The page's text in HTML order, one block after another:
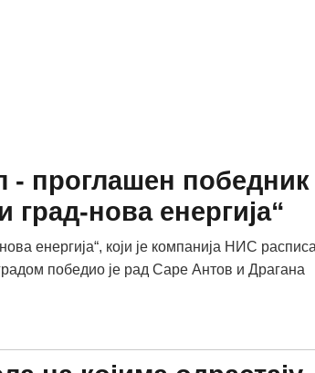
- проглашен победник
нова енергија“
енергија“, који је компанија НИС
победио је рад Саре Антов и Драгана